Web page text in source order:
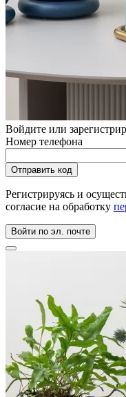
Войдите или
Номер телефона
Регистрируясь и
согласие на обработку
Войти по эл. почте